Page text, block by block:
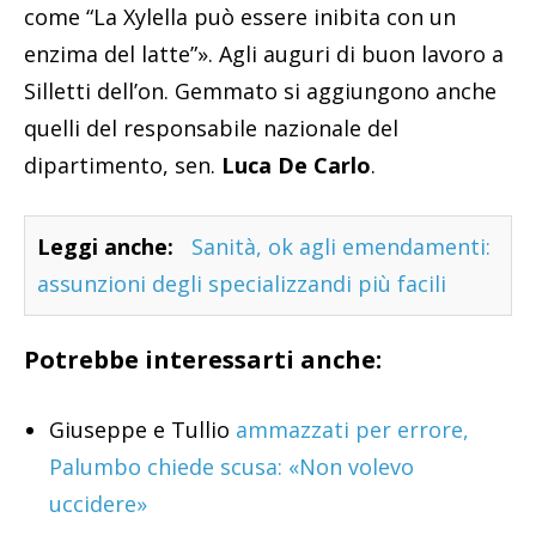
come “La Xylella può essere inibita con un
enzima del latte”». Agli auguri di buon lavoro a
Silletti dell’on. Gemmato si aggiungono anche
quelli del responsabile nazionale del
dipartimento, sen. Luca De Carlo.
Leggi anche:
Sanità, ok agli emendamenti:
assunzioni degli specializzandi più facili
Potrebbe interessarti anche:
Giuseppe e Tullio ammazzati per errore,
Palumbo chiede scusa: «Non volevo
uccidere»